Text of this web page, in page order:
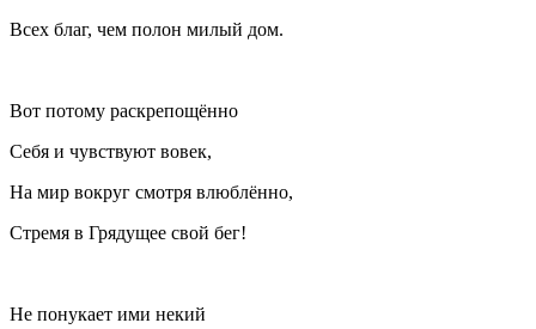
Всех благ, чем полон милый дом.
Вот потому раскрепощённо
Себя и чувствуют вовек,
На мир вокруг смотря влюблённо,
Стремя в Грядущее свой бег!
Не понукает ими некий